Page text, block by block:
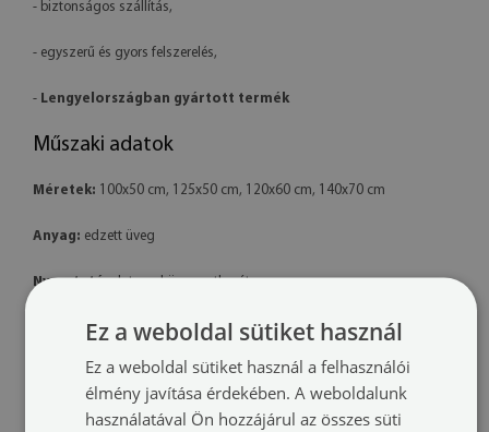
- biztonságos szállítás,
- egyszerű és gyors felszerelés,
- Lengyelországban gyártott termék
Műszaki adatok
Méretek: 100x50 cm, 125x50 cm, 120x60 cm, 140x70 cm
Anyag: edzett üveg
Nyomtatás:latex – környezetbarát
téglalap alakú
Felszerelés: a termék készen áll a felszerelésre. A csomag tartalmaz
professzionális polimer ragasztót is.
Ez a weboldal sütiket használ
Ez a weboldal sütiket használ a felhasználói
élmény javítása érdekében. A weboldalunk
használatával Ön hozzájárul az összes süti